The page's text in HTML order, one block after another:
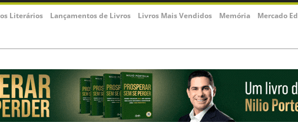
Literários Lançamentos de Livros Livros Mais Vendidos Memória Mercado